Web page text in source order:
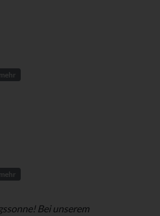
mehr
mehr
Bei unserem